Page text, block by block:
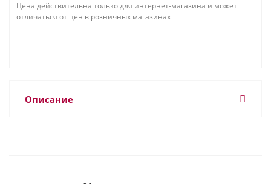
Цена действительна только для интернет-магазина и может
отличаться от цен в розничных магазинах
Описание